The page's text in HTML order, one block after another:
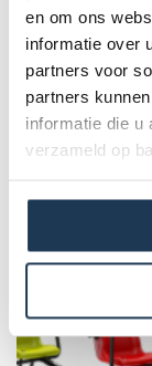
en om ons
informatie over
partners voor
partners
informatie die u
verzameld op
Product Code :
20.21.04.00
Dit